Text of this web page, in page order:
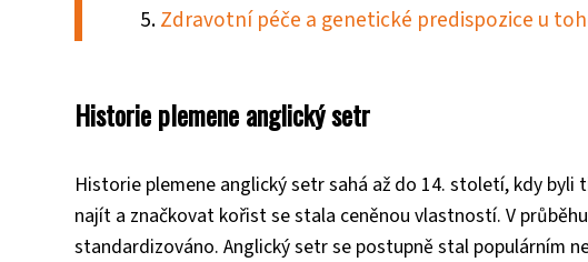
Zdravotní péče a genetické predispozice u
Historie plemene anglický setr
Historie plemene anglický setr sahá až do 14. století, kdy
najít a značkovat kořist se stala ceněnou vlastností. V
standardizováno. Anglický setr se postupně stal populárním